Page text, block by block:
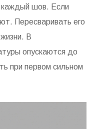
каждый шов. Если
Пересваривать его
В
опускаются до
при первом сильном